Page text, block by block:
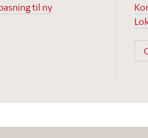
til ny